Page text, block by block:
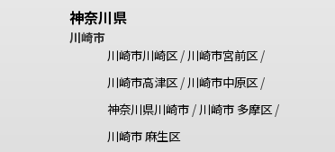
神奈川県
川崎市
川崎市川崎区/ 川崎市宮前区/
川崎市高津区/ 川崎市中原区/
神奈川県川崎市/ 川崎市 多摩区/
川崎市 麻生区